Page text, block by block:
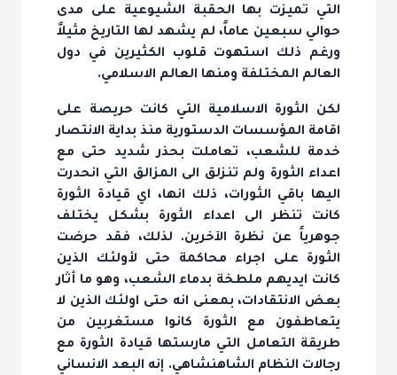
التي تميزت بها الحقبة الشيوعية على مدى
حوالي سبعين عاماً، لم يشهد لها التاريخ مثيلاً
ورغم ذلك استهوت قلوب الكثيرين في دول
العالم المختلفة ومنها العالم الاسلامي.
لكن الثورة الاسلامية التي كانت حريصة على
اقامة المؤسسات الدستورية منذ بداية الانتصار
خدمة للشعب، تعاملت بحذر شديد حتى مع
اعداء الثورة ولم تنزلق الى المزالق التي انحدرت
اليها باقي الثورات، ذلك انها، اي قيادة الثورة
كانت تنظر الى اعداء الثورة بشكل يختلف
جوهرياً عن نظرة الآخرين. لذلك، فقد حرضت
الثورة على اجراء محاكمة حتى لأولئك الذين
كانت ايديهم ملطخة بدماء الشعب، وهو ما أثار
بعض الانتقادات، بمعنى انه حتى اولئك الذين لا
يتعاطفون مع الثورة كانوا مستغربين من
طريقة التعامل التي مارستها قيادة الثورة مع
رجالات النظام الشاهنشاهي. إنه البعد الانساني